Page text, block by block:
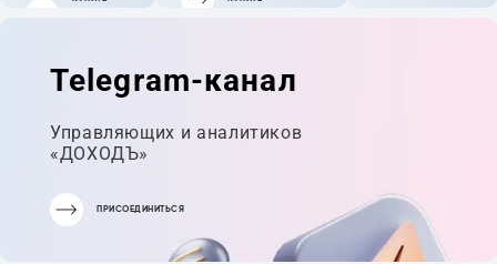
Telegram-канал
Управляющих и аналитиков
«ДОХОДЪ»
ПРИСОЕДИНИТЬСЯ